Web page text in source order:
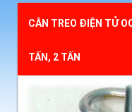
CÂN TREO ĐIỆN TỬ
TẤN, 2 TẤN